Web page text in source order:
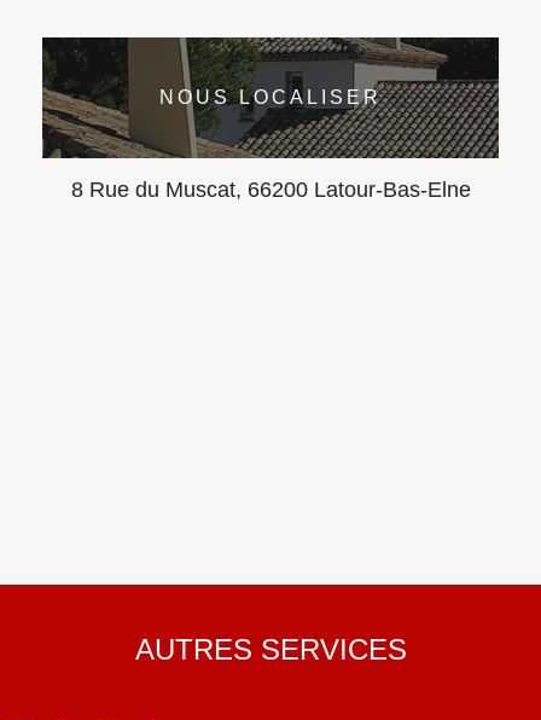
NOUS LOCALISER
8 Rue du Muscat, 66200 Latour-Bas-Elne
AUTRES SERVICES